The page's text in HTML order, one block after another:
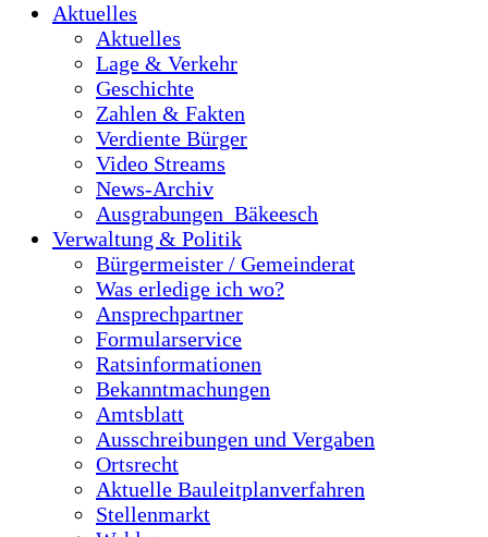
Aktuelles
Aktuelles
Lage & Verkehr
Geschichte
Zahlen & Fakten
Verdiente Bürger
Video Streams
News-Archiv
Ausgrabungen_Bäkeesch
Verwaltung & Politik
Bürgermeister / Gemeinderat
Was erledige ich wo?
Ansprechpartner
Formularservice
Ratsinformationen
Bekanntmachungen
Amtsblatt
Ausschreibungen und Vergaben
Ortsrecht
Aktuelle Bauleitplanverfahren
Stellenmarkt